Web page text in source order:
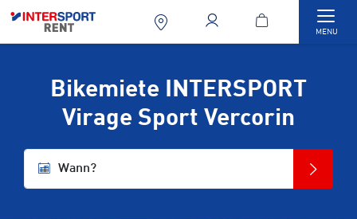
MENU
Bikemiete INTERSPORT
Virage Sport Vercorin
Wann?